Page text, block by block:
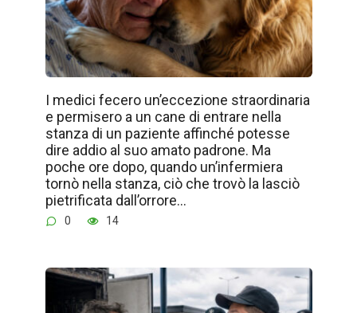
I medici fecero un’eccezione straordinaria
e permisero a un cane di entrare nella
stanza di un paziente affinché potesse
dire addio al suo amato padrone. Ma
poche ore dopo, quando un’infermiera
tornò nella stanza, ciò che trovò la lasciò
pietrificata dall’orrore…
0 14